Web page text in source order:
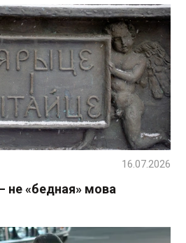
не «бедная» мова
16.07.2026